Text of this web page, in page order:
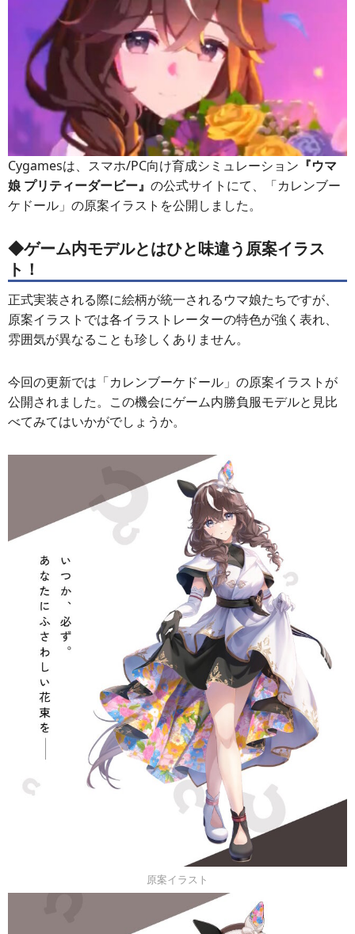
Cygamesは、スマホ/PC向け育成シミュレーション 『ウマ
娘 プリティーダービー』 の公式サイトにて、「カレンブー
ケドール」の原案イラストを公開しました。
◆ゲーム内モデルとはひと味違う原案イラス
ト！
正式実装される際に絵柄が統一されるウマ娘たちですが、
原案イラストでは各イラストレーターの特色が強く表れ、
雰囲気が異なることも珍しくありません。
今回の更新では「カレンブーケドール」の原案イラストが
公開されました。この機会にゲーム内勝負服モデルと見比
べてみてはいかがでしょうか。
原案イラスト